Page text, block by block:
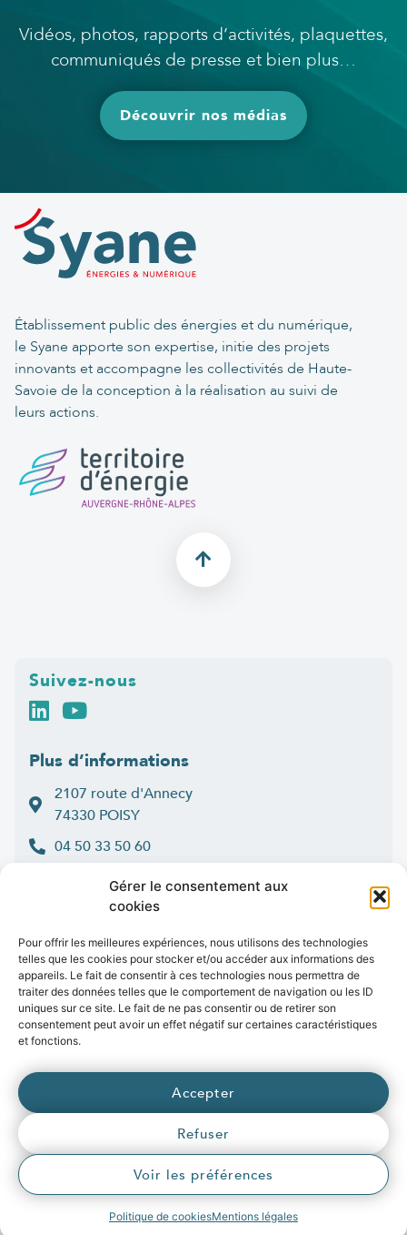
Gérer le consentement aux
cookies
Pour offrir les meilleures expériences, nous utilisons des technologies
telles que les cookies pour stocker et/ou accéder aux informations des
appareils. Le fait de consentir à ces technologies nous permettra de
traiter des données telles que le comportement de navigation ou les ID
uniques sur ce site. Le fait de ne pas consentir ou de retirer son
consentement peut avoir un effet négatif sur certaines caractéristiques
et fonctions.
Accepter
Refuser
Voir les préférences
Politique de cookiesMentions légales
Vidéos, photos, rapports d’activités, plaquettes,
communiqués de presse et bien plus…
Découvrir nos médias
Établissement public des énergies et du numérique,
le Syane apporte son expertise, initie des projets
innovants et accompagne les collectivités de Haute-
Savoie de la conception à la réalisation au suivi de
leurs actions.
Suivez-nous
Plus d’informations
2107 route d'Annecy
74330 POISY
04 50 33 50 60
Lun > jeu : 9h-12h et 14h-16h30
9h-12h et 14h-16h
Marchés publicsPressePublicationsVidéosOpen data
Emplois
fibre.syane.fr/syanchaleur.fr/syanenr.com/
eborn.fr
Mentions légales
Politique de confidentialité
Accessibilité (partiellement conforme)Plan du site
🚀 Propulsé par L’agence web Marque Digitale